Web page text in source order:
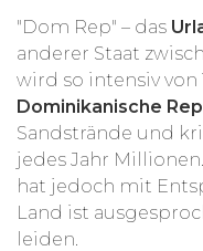
"Dom Rep" – das
anderer Staat
wird so intensiv
Dominikanische
Sandstrände und
jedes Jahr
hat jedoch mit
Land ist
leiden.